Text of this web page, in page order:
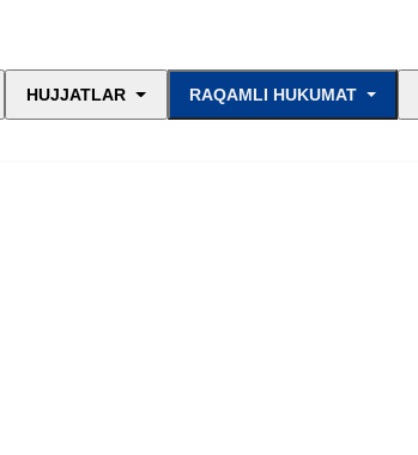
HUJJATLAR RAQAMLI HUKUMAT